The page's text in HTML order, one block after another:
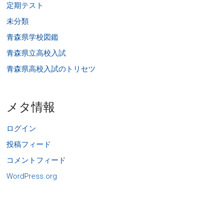
定期テスト
未分類
青森県学校図鑑
青森県立高校入試
青森県高校入試のトリセツ
メタ情報
ログイン
投稿フィード
コメントフィード
WordPress.org